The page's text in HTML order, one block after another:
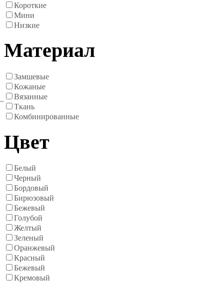
Короткие
Мини
Низкие
Материал
Замшевые
Кожаные
Вязанные
Ткань
Комбинированные
Цвет
Белый
Черный
Бордовый
Бирюзовый
Бежевый
Голубой
Желтый
Зеленый
Оранжевый
Красный
Бежевый
Кремовый